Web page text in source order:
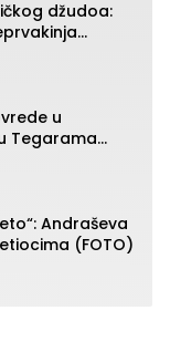
džudoa:
u
Tegarama
Andraševa
(FOTO)